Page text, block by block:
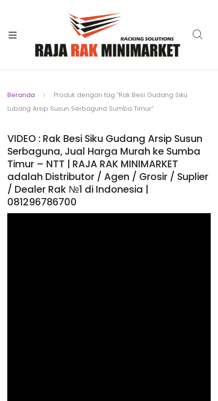
Beranda
Produk dengan tag “Rak Besi Gudang Siku
Lubang Arsip Susun Serbaguna Sumba Timur”
VIDEO : Rak Besi Siku Gudang Arsip Susun
Serbaguna, Jual Harga Murah ke Sumba
Timur – NTT | RAJA RAK MINIMARKET
adalah Distributor / Agen / Grosir / Suplier
/ Dealer Rak №1 di Indonesia |
081296786700